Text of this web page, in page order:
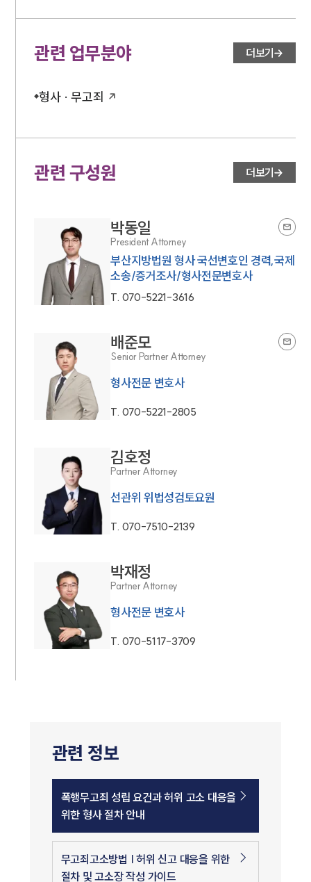
관련 업무분야 더보기
형사 · 무고죄
관련 구성원 더보기
박동일
President Attorney
부산지방법원 형사 국선변호인 경력,국제
소송/증거조사/형사전문변호사
T. 070-5221-3616
배준모
Senior Partner Attorney
형사전문 변호사
T. 070-5221-2805
김호정
Partner Attorney
선관위 위법성검토요원
T. 070-7510-2139
박재정
Partner Attorney
형사전문 변호사
T. 070-5117-3709
관련 정보
폭행무고죄 성립 요건과 허위 고소 대응을
위한 형사 절차 안내
무고죄고소방법 | 허위 신고 대응을 위한
절차 및 고소장 작성 가이드